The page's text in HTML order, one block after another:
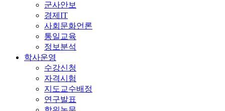
군사안보
경제IT
사회문화언론
통일교육
정보분석
학사운영
수강신청
자격시험
지도교수배정
연구발표